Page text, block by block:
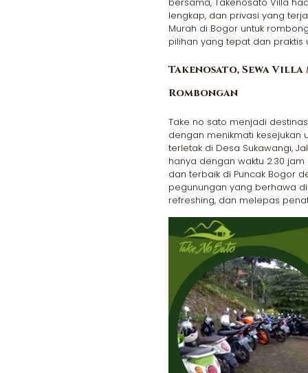
lengkap, dan privasi yang
Murah di Bogor untuk
pilihan yang tepat dan praktis
Takenosato, Sewa
Rombongan
Take no sato menjadi
dengan menikmati kesejukan
terletak di Desa Sukawangi,
hanya dengan waktu 2.30
dan terbaik di Puncak Bogor
pegunungan yang berhawa
refreshing, dan melepas